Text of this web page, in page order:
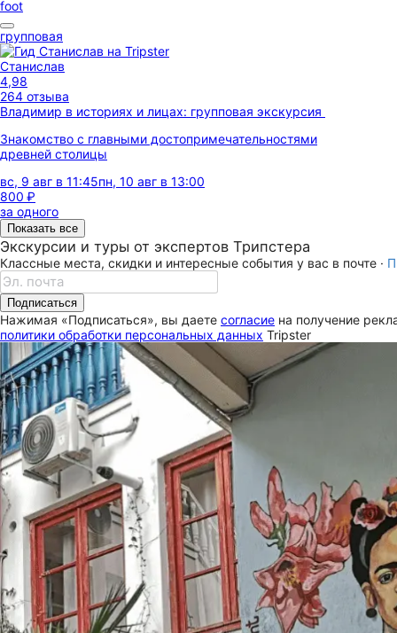
foot
групповая
Станислав
4,98
264 отзыва
Владимир в историях и лицах: групповая экскурсия
Знакомство с главными достопримечательностями
древней столицы
вс, 9 авг в 11:45пн, 10 авг в 13:00
800 ₽
за одного
Показать все
Экскурсии и туры от экспертов Трипстера
Классные места, скидки и интересные события у вас в почте ·
Подписаться
Нажимая «Подписаться», вы даете согласие на получение
политики обработки персональных данных Tripster